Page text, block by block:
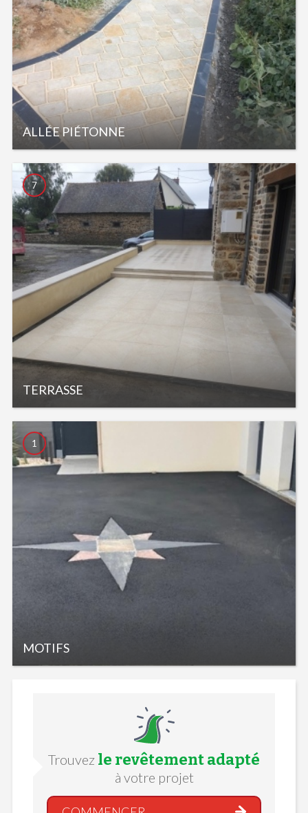
ALLÉE PIÉTONNE
TERRASSE
7
MOTIFS
1
Trouvez le revêtement adapté
à votre projet